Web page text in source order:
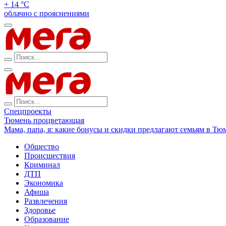
+ 14 °С
облачно с прояснениями
Спецпроекты
Тюмень процветающая
Мама, папа, я: какие бонусы и скидки предлагают семьям в
Общество
Происшествия
Криминал
ДТП
Экономика
Афиша
Развлечения
Здоровье
Образование